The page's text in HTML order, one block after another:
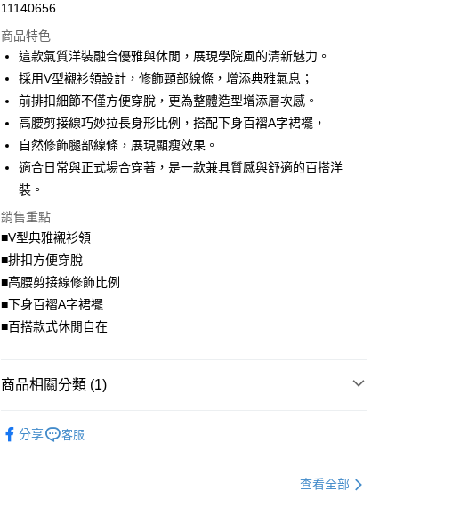
LINE Pay
Apple Pay
街口支付
悠遊付
Google Pay
全盈+PAY
大哥付你分期
相關說明
【大哥付你分期使用說明】
1.本服務由台灣大哥大提供，台灣大哥大用戶可立即使用無須另外申請。
2.付款方式選擇「大哥付你分期」，訂單成立後會自動跳轉到大哥付的交易
流程，驗證手機門號後，選擇欲分期的期數、繳款截止日，確認付款後即
4.訂單成立30分鐘內，如未前往確認交易或遇審核未通過，訂單將自動取
【繳款方式說明】
2.透過簡訊連結打開帳單後，可選擇「超商條碼／台灣大直營門市／銀行轉
AFTEE先享後付
相關說明
１．簡單：不需註冊會員、不需綁卡、不需儲值。
全家取貨付款
11140656
商品特色
這款氣質洋裝融合優雅與休閒，展現學院風的清新魅力。
採用V型襯衫領設計，修飾頸部線條，增添典雅氣息；
前排扣細節不僅方便穿脫，更為整體造型增添層次感。
高腰剪接線巧妙拉長身形比例，搭配下身百褶A字裙襬，
自然修飾腿部線條，展現顯瘦效果。
適合日常與正式場合穿著，是一款兼具質感與舒適的百搭洋
裝。
銷售重點
■V型典雅襯衫領
■排扣方便穿脫
■高腰剪接線修飾比例
■下身百褶A字裙襬
■百搭款式休閒自在
商品相關分類 (1)
分享
客服
查看全部